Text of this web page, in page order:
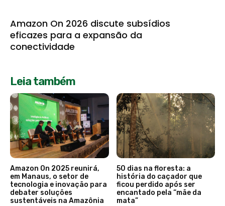
Amazon On 2026 discute subsídios
eficazes para a expansão da
conectividade
Leia também
Amazon On 2025 reunirá,
em Manaus, o setor de
tecnologia e inovação para
debater soluções
sustentáveis na Amazônia
50 dias na floresta: a
história do caçador que
ficou perdido após ser
encantado pela “mãe da
mata”